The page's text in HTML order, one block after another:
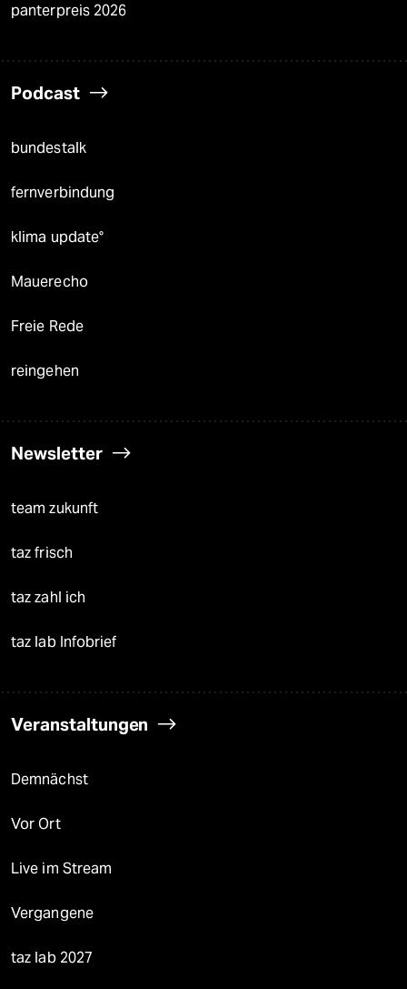
panterpreis 2026
Podcast
bundestalk
fernverbindung
klima update°
Mauerecho
Freie Rede
reingehen
Newsletter
team zukunft
taz frisch
taz zahl ich
taz lab Infobrief
Veranstaltungen
Demnächst
Vor Ort
Live im Stream
Vergangene
taz lab 2027